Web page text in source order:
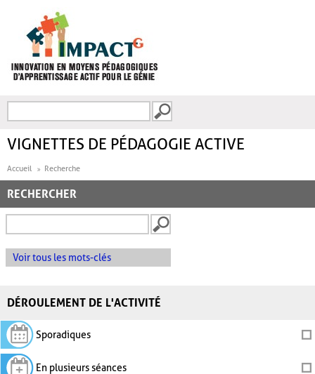
FORMULAIRE DE
VIGNETTES DE PÉDAGOGIE ACTIVE
Accueil Recherche
RECHERCHER
Voir tous les mots-clés
DÉROULEMENT DE L'ACTIVITÉ
Sporadiques
En plusieurs séances